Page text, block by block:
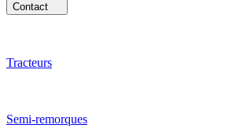
Contact
Tracteurs
Semi-remorques